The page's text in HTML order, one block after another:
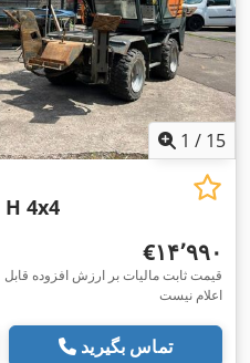
1 / 15
H 4x4
‎€۱۴٬۹۹۰
قیمت ثابت مالیات بر ارزش افزوده قابل
اعلام نیست
تماس بگیرید